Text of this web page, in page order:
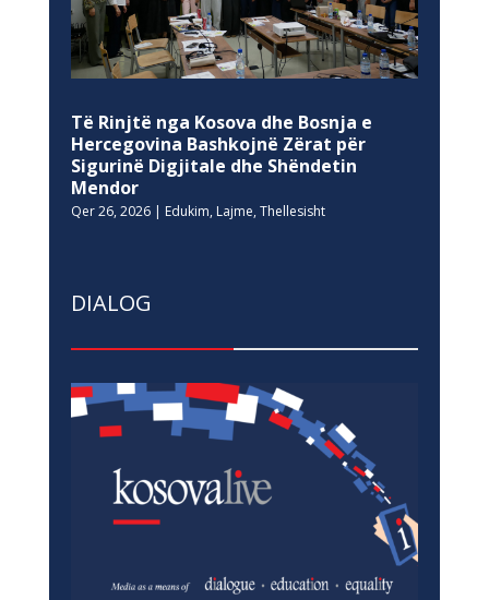
Të Rinjtë nga Kosova dhe Bosnja e
Hercegovina Bashkojnë Zërat për
Sigurinë Digjitale dhe Shëndetin
Mendor
Qer 26, 2026| Edukim, Lajme, Thellesisht
DIALOG